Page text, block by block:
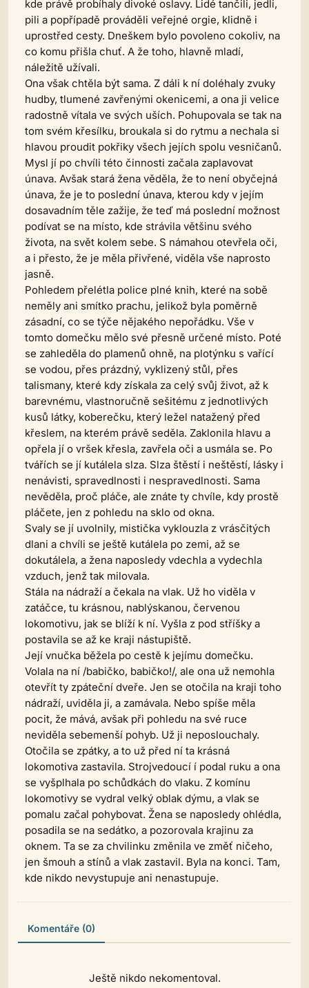
kde právě probíhaly divoké oslavy. Lidé tančili, jedli,
pili a popřípadě prováděli veřejné orgie, klidně i
uprostřed cesty. Dneškem bylo povoleno cokoliv, na
co komu přišla chuť. A že toho, hlavně mladí,
náležitě užívali.
Ona však chtěla být sama. Z dáli k ní doléhaly zvuky
hudby, tlumené zavřenými okenicemi, a ona ji velice
radostně vítala ve svých uších. Pohupovala se tak na
tom svém křesílku, broukala si do rytmu a nechala si
hlavou proudit pokřiky všech jejích spolu vesničanů.
Mysl jí po chvíli této činnosti začala zaplavovat
únava. Avšak stará žena věděla, že to není obyčejná
únava, že je to poslední únava, kterou kdy v jejím
dosavadním těle zažije, že teď má poslední možnost
podívat se na místo, kde strávila většinu svého
života, na svět kolem sebe. S námahou otevřela oči,
a i přesto, že je měla přivřené, viděla vše naprosto
jasně.
Pohledem přelétla police plné knih, které na sobě
neměly ani smítko prachu, jelikož byla poměrně
zásadní, co se týče nějakého nepořádku. Vše v
tomto domečku mělo své přesně určené místo. Poté
se zahleděla do plamenů ohně, na plotýnku s vařící
se vodou, přes prázdný, vyklizený stůl, přes
talismany, které kdy získala za celý svůj život, až k
barevnému, vlastnoručně sešitému z jednotlivých
kusů látky, koberečku, který ležel natažený před
křeslem, na kterém právě seděla. Zaklonila hlavu a
opřela jí o vršek křesla, zavřela oči a usmála se. Po
tvářích se jí kutálela slza. Slza štěstí i neštěstí, lásky i
nenávisti, spravedlnosti i nespravedlnosti. Sama
nevěděla, proč pláče, ale znáte ty chvíle, kdy prostě
pláčete, jen z pohledu na sklo od okna.
Svaly se jí uvolnily, mistička vyklouzla z vrásčitých
dlani a chvíli se ještě kutálela po zemi, až se
dokutálela, a žena naposledy vdechla a vydechla
vzduch, jenž tak milovala.
Stála na nádraží a čekala na vlak. Už ho viděla v
zatáčce, tu krásnou, nablýskanou, červenou
lokomotivu, jak se blíží k ní. Vyšla z pod stříšky a
postavila se až ke kraji nástupiště.
Její vnučka běžela po cestě k jejímu domečku.
Volala na ní /babičko, babičko!/, ale ona už nemohla
otevřít ty zpáteční dveře. Jen se otočila na kraji toho
nádraží, uviděla ji, a zamávala. Nebo spíše měla
pocit, že mává, avšak při pohledu na své ruce
neviděla sebemenší pohyb. Už ji neposlouchaly.
Otočila se zpátky, a to už před ní ta krásná
lokomotiva zastavila. Strojvedoucí í podal ruku a ona
se vyšplhala po schůdkách do vlaku. Z komínu
lokomotivy se vydral velký oblak dýmu, a vlak se
pomalu začal pohybovat. Žena se naposledy ohlédla,
posadila se na sedátko, a pozorovala krajinu za
oknem. Ta se za chvilinku změnila ve změť ničeho,
jen šmouh a stínů a vlak zastavil. Byla na konci. Tam,
kde nikdo nevystupuje ani nenastupuje.
Komentáře (0)
Ještě nikdo nekomentoval.